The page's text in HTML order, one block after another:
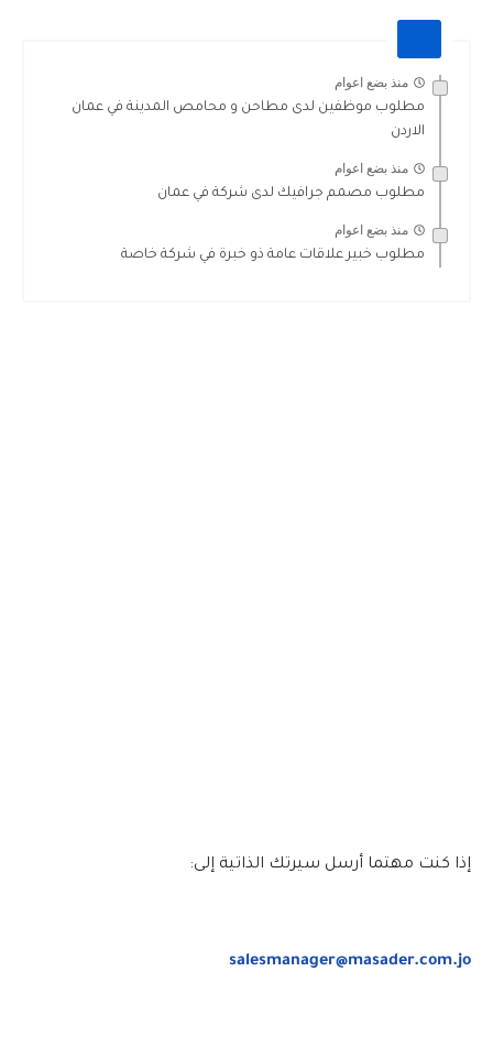
منذ بضع اعوام
مطلوب موظفين لدى مطاحن و محامص المدينة في عمان
الاردن
منذ بضع اعوام
مطلوب مصمم جرافيك لدى شركة في عمان
منذ بضع اعوام
مطلوب خبير علاقات عامة ذو خبرة في شركة خاصة
إذا كنت مهتما أرسل سيرتك الذاتية إلى:
salesmanager@masader.com.jo